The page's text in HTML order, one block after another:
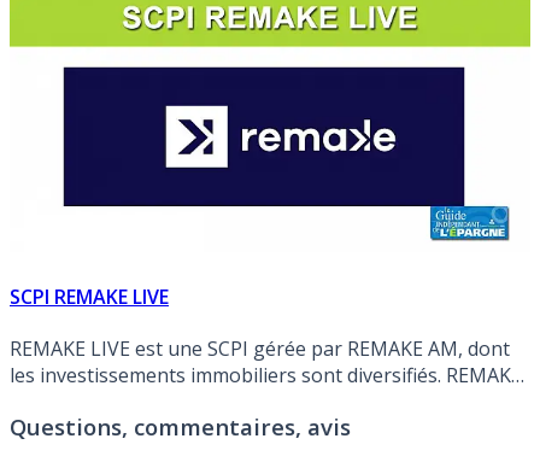
SCPI REMAKE LIVE
REMAKE LIVE est une SCPI gérée par REMAKE AM, dont
les investissements immobiliers sont diversifiés. REMAKE
Questions, commentaires, avis